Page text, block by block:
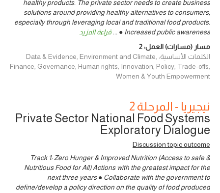
healthy products. The private sector needs to create business
solutions around providing healthy alternatives to consumers,
especially through leveraging local and traditional food products.
● Increased public awareness
... قراءة المزيد
مسار (مسارات) العمل:2
الكلمات الأساسية: Data & Evidence, Environment and Climate,
Finance, Governance, Human rights, Innovation, Policy, Trade-offs,
Women & Youth Empowerment
نيجيريا - المرحلة 2
Private Sector National Food Systems
Exploratory Dialogue
Discussion topic outcome
Track 1: Zero Hunger & Improved Nutrition (Access to safe &
Nutritious Food for All) Actions with the greatest impact for the
next three years ● Collaborate with the government to
define/develop a policy direction on the quality of food produced